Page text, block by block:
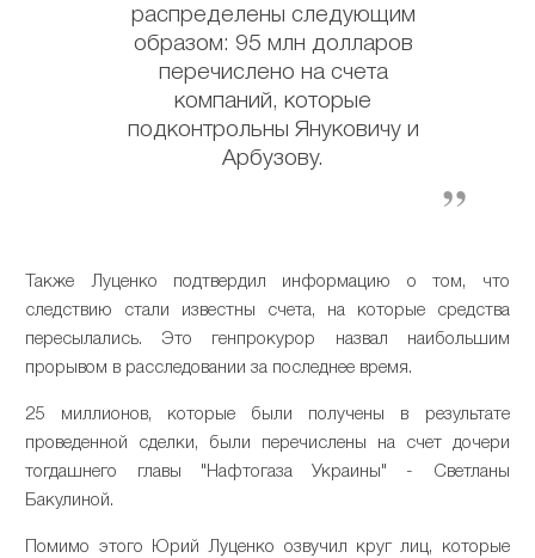
распределены следующим
образом: 95 млн долларов
перечислено на счета
компаний, которые
подконтрольны Януковичу и
Арбузову.
Также Луценко подтвердил информацию о том, что
следствию стали известны счета, на которые средства
пересылались. Это генпрокурор назвал наибольшим
прорывом в расследовании за последнее время.
25 миллионов, которые были получены в результате
проведенной сделки, были перечислены на счет дочери
тогдашнего главы "Нафтогаза Украины" - Светланы
Бакулиной.
Помимо этого Юрий Луценко озвучил круг лиц, которые